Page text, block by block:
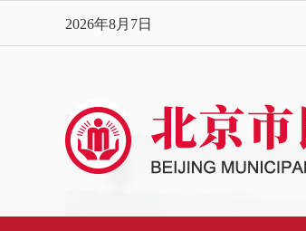
2026年8月7日